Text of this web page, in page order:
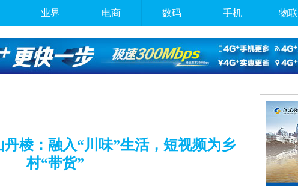
业界 电商 数码 手机 物
棱：融入“川味”生活，短视频为乡
村“带货”